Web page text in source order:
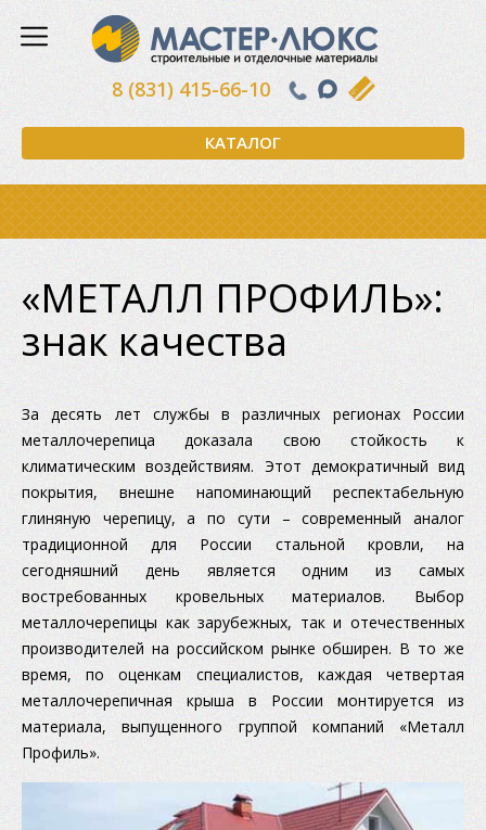
КАТАЛОГ
8 (831) 415-66-10
«МЕТАЛЛ ПРОФИЛЬ»:
знак качества
За десять лет службы в различных регионах России
металлочерепица доказала свою стойкость к
климатическим воздействиям. Этот демократичный вид
покрытия, внешне напоминающий респектабельную
глиняную черепицу, а по сути – современный аналог
традиционной для России стальной кровли, на
сегодняшний день является одним из самых
востребованных кровельных материалов. Выбор
металлочерепицы как зарубежных, так и отечественных
производителей на российском рынке обширен. В то же
время, по оценкам специалистов, каждая четвертая
металлочерепичная крыша в России монтируется из
материала, выпущенного группой компаний «Металл
Профиль».